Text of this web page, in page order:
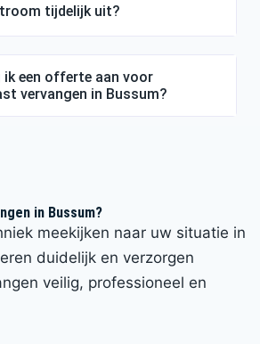
tijdelijk uit?
ik een offerte aan voor
vervangen in Bussum?
in Bussum?
meekijken naar uw situatie in
duidelijk en verzorgen
veilig, professioneel en